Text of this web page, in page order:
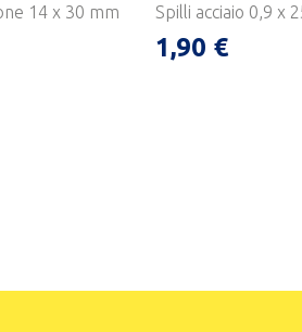
14 x 30 mm
Spilli acciaio 0,9 x
1,90 €